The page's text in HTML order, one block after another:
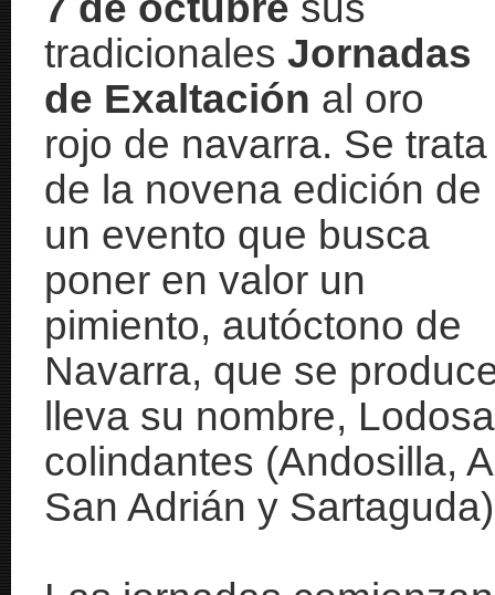
tradicionalesJornadas
de Exaltación al oro
rojo de navarra. Se trata
de la novena edición de
un evento que busca
poner en valor un
pimiento, autóctono de
Navarra, que se
lleva su nombre,
colindantes (Andosilla,
San Adrián y